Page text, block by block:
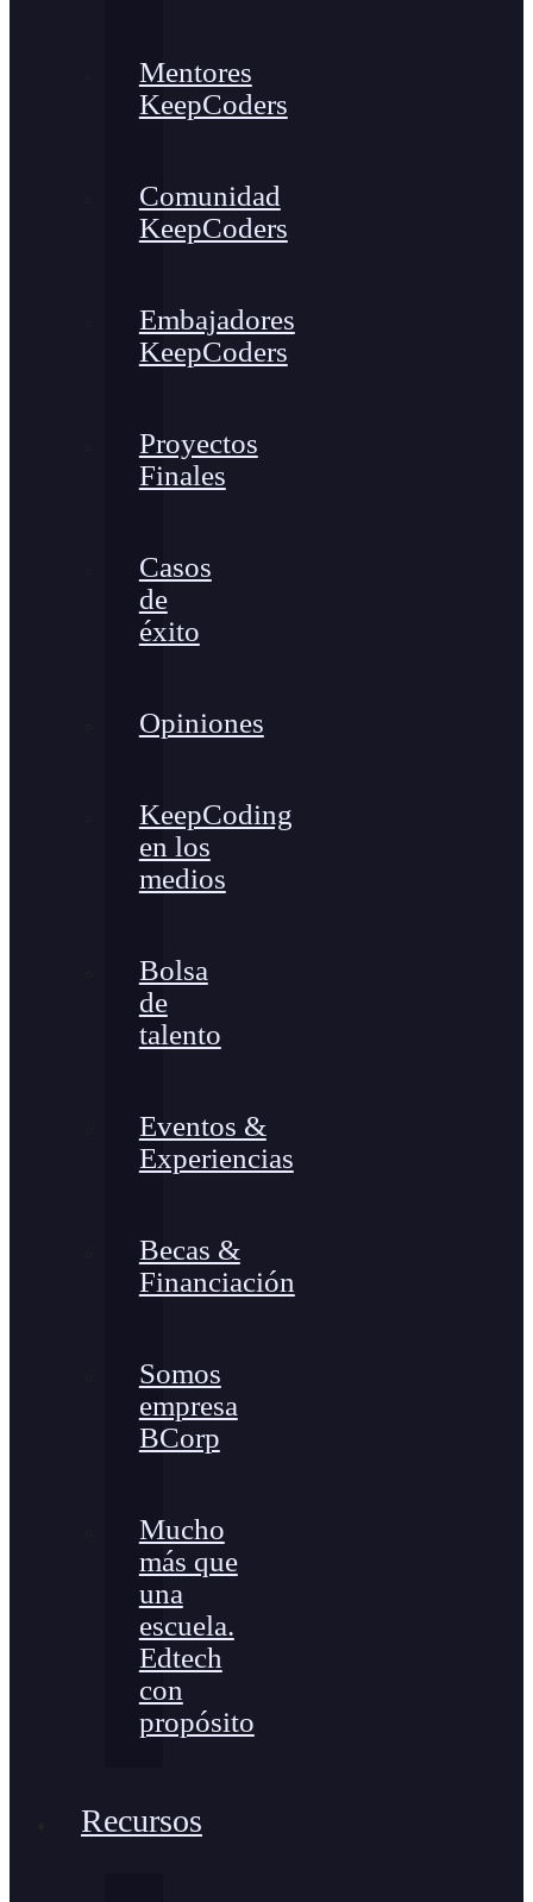
Mentores
KeepCoders
Comunidad
KeepCoders
Embajadores
KeepCoders
Proyectos
Finales
Casos
de
éxito
Opiniones
KeepCoding
en los
medios
Bolsa
de
talento
Eventos &
Experiencias
Becas &
Financiación
Somos
empresa
BCorp
Mucho
más que
una
escuela.
Edtech
con
propósito
Recursos